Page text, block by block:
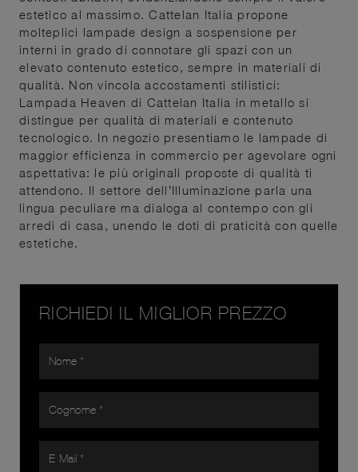
estetico al massimo. Cattelan Italia propone
molteplici lampade design a sospensione per
interni in grado di connotare gli spazi con un
elevato contenuto estetico, sempre in materiali di
qualità. Non vincola accostamenti stilistici:
Lampada Heaven di Cattelan Italia in metallo si
distingue per qualità di materiali e contenuto
tecnologico. In negozio presentiamo le lampade di
maggior efficienza in commercio per agevolare ogni
aspettativa: le più originali proposte di qualità ti
attendono. Il settore dell’Illuminazione parla una
lingua peculiare ma dialoga al contempo con gli
arredi di casa, unendo le doti di praticità con quelle
estetiche.
RICHIEDI IL MIGLIOR PREZZO